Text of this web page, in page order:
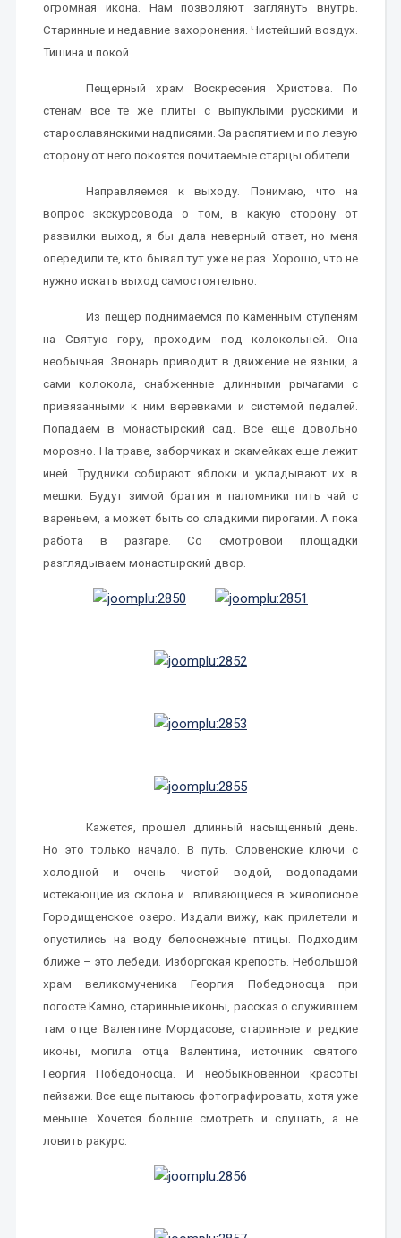
огромная икона. Нам позволяют заглянуть внутрь.
Старинные и недавние захоронения. Чистейший воздух.
Тишина и покой.
Пещерный храм Воскресения Христова. По
стенам все те же плиты с выпуклыми русскими и
старославянскими надписями. За распятием и по левую
сторону от него покоятся почитаемые старцы обители.
Направляемся к выходу. Понимаю, что на
вопрос экскурсовода о том, в какую сторону от
развилки выход, я бы дала неверный ответ, но меня
опередили те, кто бывал тут уже не раз. Хорошо, что не
нужно искать выход самостоятельно.
Из пещер поднимаемся по каменным ступеням
на Святую гору, проходим под колокольней. Она
необычная. Звонарь приводит в движение не языки, а
сами колокола, снабженные длинными рычагами с
привязанными к ним веревками и системой педалей.
Попадаем в монастырский сад. Все еще довольно
морозно. На траве, заборчиках и скамейках еще лежит
иней. Трудники собирают яблоки и укладывают их в
мешки. Будут зимой братия и паломники пить чай с
вареньем, а может быть со сладкими пирогами. А пока
работа в разгаре. Со смотровой площадки
разглядываем монастырский двор.
Кажется, прошел длинный насыщенный день.
Но это только начало. В путь. Словенские ключи с
холодной и очень чистой водой, водопадами
истекающие из склона и вливающиеся в живописное
Городищенское озеро. Издали вижу, как прилетели и
опустились на воду белоснежные птицы. Подходим
ближе – это лебеди. Изборгская крепость. Небольшой
храм великомученика Георгия Победоносца при
погосте Камно, старинные иконы, рассказ о служившем
там отце Валентине Мордасове, старинные и редкие
иконы, могила отца Валентина, источник святого
Георгия Победоносца. И необыкновенной красоты
пейзажи. Все еще пытаюсь фотографировать, хотя уже
меньше. Хочется больше смотреть и слушать, а не
ловить ракурс.